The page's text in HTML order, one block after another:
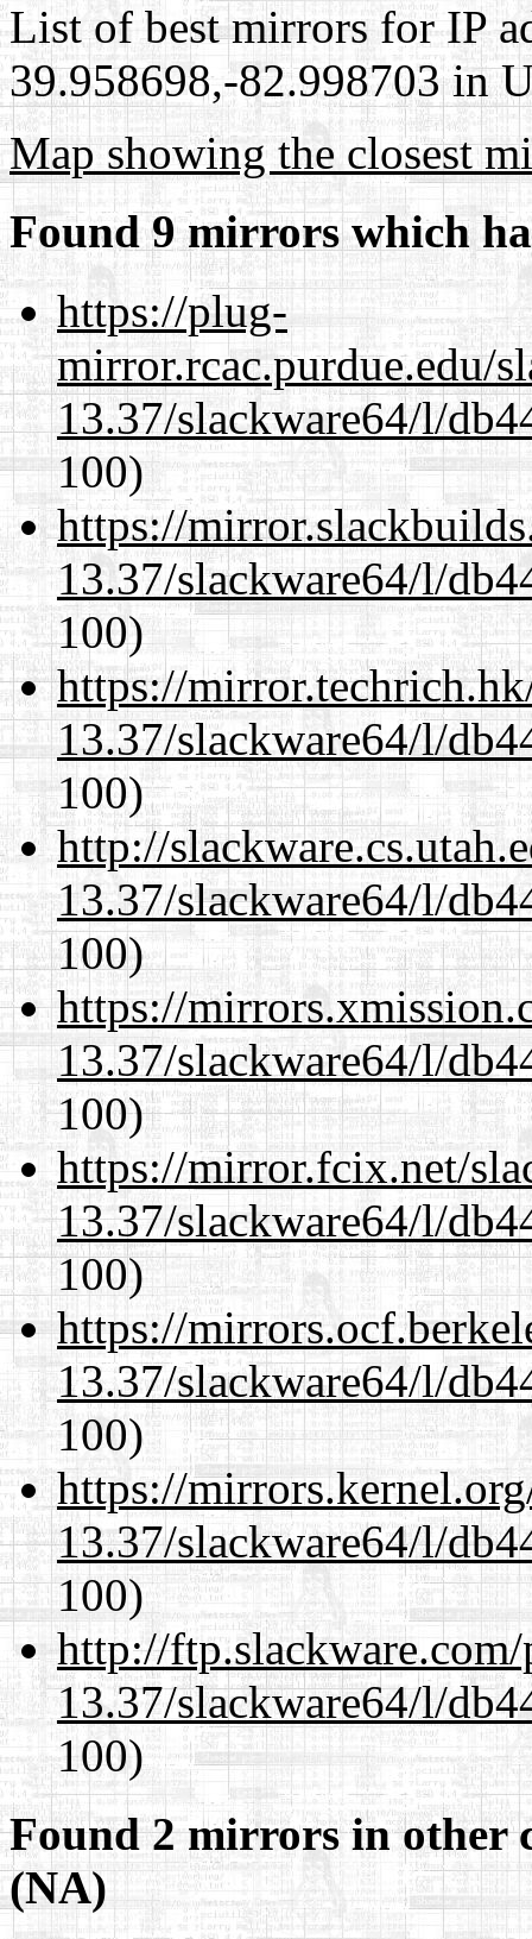
List of best mirrors for IP
39.958698,-82.998703 in
Map showing the closest
Found 9 mirrors which
https://plug-
mirror.rcac.purdue.edu/
13.37/slackware64/l/
100)
https://
13.37/slackware64/l/
100)
https://
13.37/slackware64/l/
100)
http://
13.37/slackware64/l/
100)
https://
13.37/slackware64/l/
100)
https://mirror.fcix.net/
13.37/slackware64/l/
100)
https://
13.37/slackware64/l/
100)
https://
13.37/slackware64/l/
100)
http://
13.37/slackware64/l/
100)
Found 2 mirrors in other
(NA)